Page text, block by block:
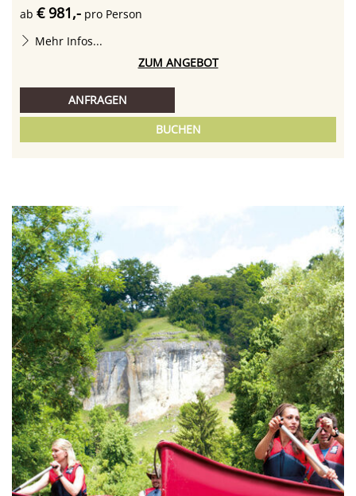
ab € 981,- pro Person
Mehr Infos...
ZUM ANGEBOT
ANFRAGEN
BUCHEN